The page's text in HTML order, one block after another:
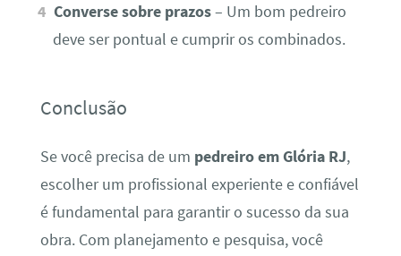
Converse sobre prazos– Um bom pedreiro
deve ser pontual e cumprir os combinados.
Conclusão
Se você precisa de um pedreiro em Glória RJ,
escolher um profissional experiente e confiável
é fundamental para garantir o sucesso da sua
obra. Com planejamento e pesquisa, você